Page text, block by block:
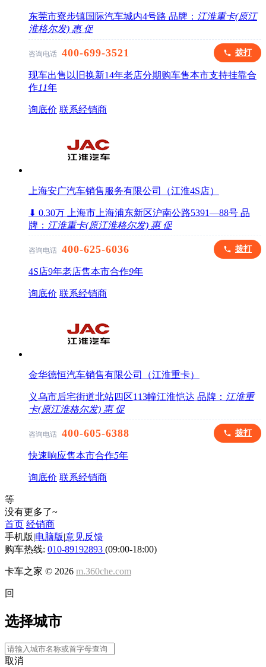
东莞市寮步镇国际汽车城内4号路 品牌： 江淮重卡(原江
淮格尔发) 惠 促
咨询电话 400-699-3521 拨打
现车出售 以旧换新14年老店分期购车售本市支持挂靠合
作11年
询底价 联系经销商
上海安广汽车销售服务有限公司（江淮4S店）
⬇ 0.30万 上海市上海浦东新区沪南公路5391—88号 品
牌： 江淮重卡(原江淮格尔发) 惠 促
咨询电话 400-625-6036 拨打
4S店9年老店售本市合作9年
询底价 联系经销商
金华德恒汽车销售有限公司（江淮重卡）
义乌市后宅街道北站四区113幢江淮恺达 品牌： 江淮重
卡(原江淮格尔发) 惠 促
咨询电话 400-605-6388 拨打
快速响应售本市合作5年
询底价 联系经销商
等
没有更多了~
首页 经销商
手机版|电脑版|意见反馈
购车热线: 010-89192893 (09:00-18:00)
卡车之家 © 2026 m.360che.com
回
选择城市
取消